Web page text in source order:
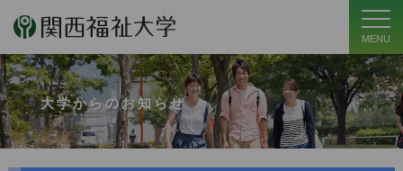
MENU
大学からのお知らせ